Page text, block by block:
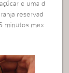
e uma d
reservad
minutos mex